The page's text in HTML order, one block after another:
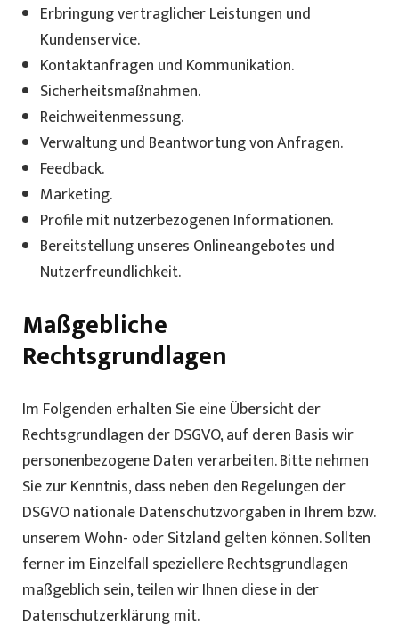
Erbringung vertraglicher Leistungen und
Kundenservice.
Kontaktanfragen und Kommunikation.
Sicherheitsmaßnahmen.
Reichweitenmessung.
Verwaltung und Beantwortung von Anfragen.
Feedback.
Marketing.
Profile mit nutzerbezogenen Informationen.
Bereitstellung unseres Onlineangebotes und
Nutzerfreundlichkeit.
Maßgebliche
Rechtsgrundlagen
Im Folgenden erhalten Sie eine Übersicht der
Rechtsgrundlagen der DSGVO, auf deren Basis wir
personenbezogene Daten verarbeiten. Bitte nehmen
Sie zur Kenntnis, dass neben den Regelungen der
DSGVO nationale Datenschutzvorgaben in Ihrem bzw.
unserem Wohn- oder Sitzland gelten können. Sollten
ferner im Einzelfall speziellere Rechtsgrundlagen
maßgeblich sein, teilen wir Ihnen diese in der
Datenschutzerklärung mit.